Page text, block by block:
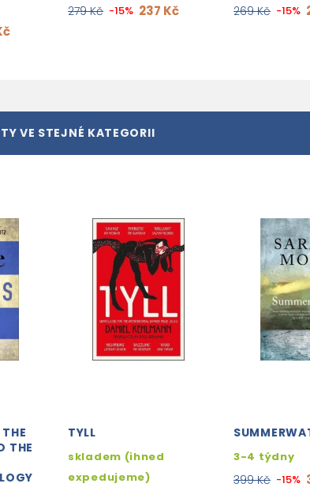
279 Kč -15% 237 Kč 269 Kč -15%
VE STEJNÉ KATEGORII
THE
TYLL
skladem (ihned
expedujeme)
3-4 týdny
399 Kč -15%